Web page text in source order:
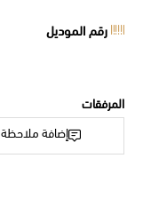
رقم الموديل
المرفقات
إضافة ملاحظة